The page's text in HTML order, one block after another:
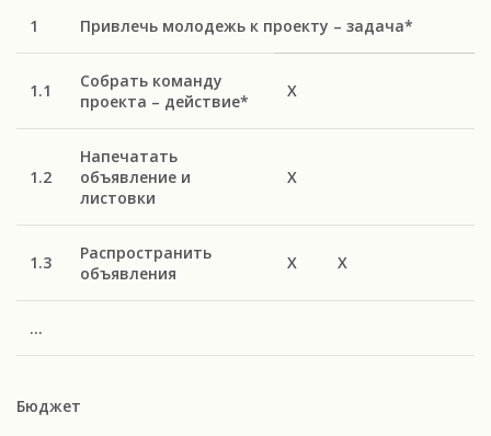
1 Привлечь молодежь к проекту – задача*
1.1
Собрать команду
проекта – действие*
Х
1.2
Напечатать
объявление и
листовки
Х
1.3
Распространить
объявления
Х Х
…
Бюджет